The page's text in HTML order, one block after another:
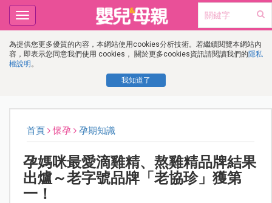
為提供您更多優質的內容，本網站使用cookies分析技術。若繼續閱覽本網站內
容，即表示您同意我們使用 cookies， 關於更多cookies資訊請閱讀我們的隱私
權說明 。
我知道了
Toggle
navigation
首頁 懷孕 孕期知識
孕媽咪最愛滴雞精、熬雞精品牌結果
出爐～老字號品牌「老協珍」獲第
一！